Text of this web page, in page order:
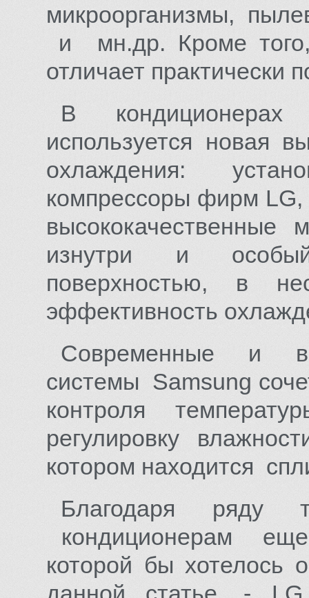
микроорганизмы,
и мн.др. Кроме
отличает практически
В
используется новая
охлаждения:
компрессоры фирм LG,
высококачественные
изнутри и особый
поверхностью, в
эффективность
Современные и
системы Samsung
контроля
регулировку
котором находится
Благодаря ряду
кондиционерам
которой бы хотелось